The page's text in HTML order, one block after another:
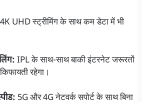
4K UHD स्ट्रीमिंग के साथ कम डेटा में भी
IPL के साथ-साथ बाकी इंटरनेट जरूरतों
रहेगा।
5G और 4G नेटवर्क सपोर्ट के साथ बिना